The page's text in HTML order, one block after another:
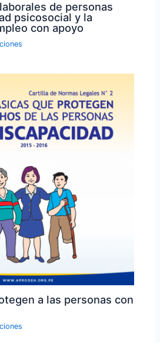
de personas
psicosocial y la
con apoyo
a las personas con